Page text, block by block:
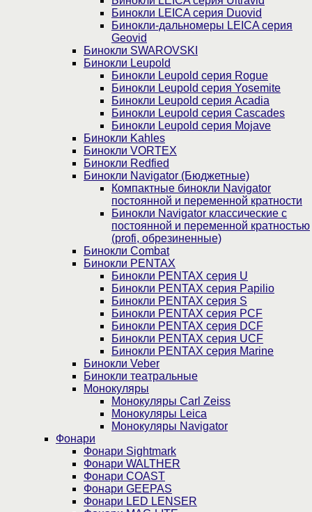
Бинокли LEICA серия Duovid
Бинокли-дальномеры LEICA серия
Geovid
Бинокли SWAROVSKI
Бинокли Leupold
Бинокли Leupold серия Rogue
Бинокли Leupold серия Yosemite
Бинокли Leupold серия Acadia
Бинокли Leupold серия Cascades
Бинокли Leupold серия Mojave
Бинокли Kahles
Бинокли VORTEX
Бинокли Redfied
Бинокли Navigator (Бюджетные)
Компактные бинокли Navigator
постоянной и переменной кратности
Бинокли Navigator классические с
постоянной и переменной кратностью
(profi, обрезиненные)
Бинокли Combat
Бинокли PENTAX
Бинокли PENTAX серия U
Бинокли PENTAX серия Papilio
Бинокли PENTAX серия S
Бинокли PENTAX серия PCF
Бинокли PENTAX серия DCF
Бинокли PENTAX серия UCF
Бинокли PENTAX серия Marine
Бинокли Veber
Бинокли театральные
Монокуляры
Монокуляры Carl Zeiss
Монокуляры Leica
Монокуляры Navigator
Фонари
Фонари Sightmark
Фонари WALTHER
Фонари COAST
Фонари GEEPAS
Фонари LED LENSER